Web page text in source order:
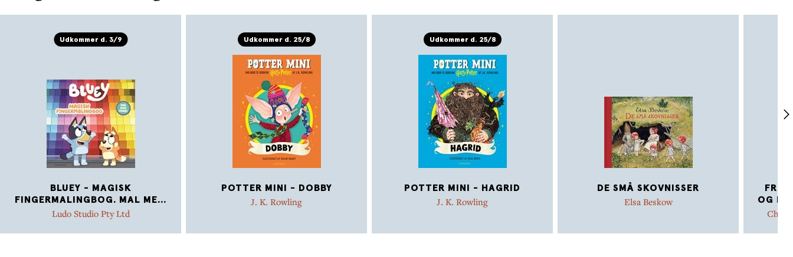
Udkommer d. 3/9
BLUEY - MAGISK
FINGERMALINGBOG. MAL ME...
Ludo Studio Pty Ltd
Udkommer d. 25/8
POTTER MINI - DOBBY
J. K. Rowling
Udkommer d. 25/8
POTTER MINI - HAGRID
J. K. Rowling
DE SMÅ SKOVNISSER
Elsa Beskow
OG